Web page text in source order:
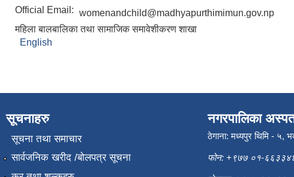
Official Email: womenandchild@madhyapurthimimun.gov.np
महिला बालबालिका तथा सामाजिक समावेशीकरण शाखा
English
सूचनाहरु
सूचना तथा समाचार
सार्वजनिक खरीद /बोलपत्र सूचना
नगरपालिका
ठेगाना: मध्यपुर थिमि - ५,
फोन: +९७७ ०१-